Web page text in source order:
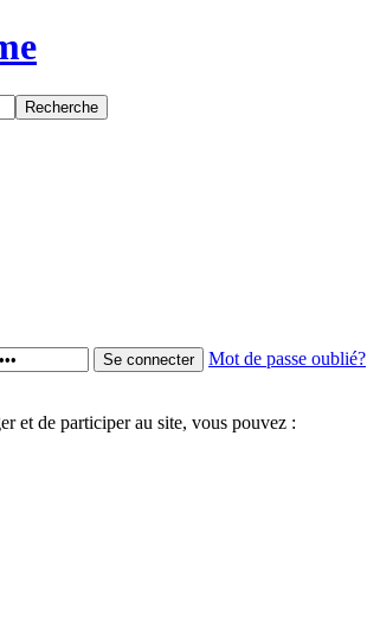
Se connecter Mot de passe oublié?
et de participer au site, vous pouvez :